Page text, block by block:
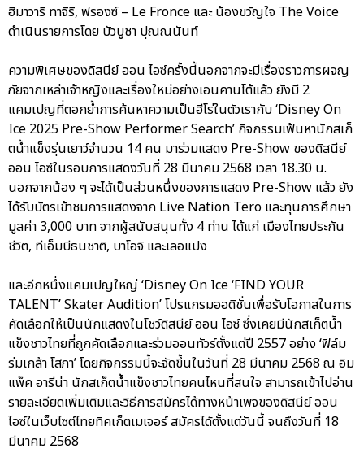
ฮิมาวาริ ทาจิริ, ฟรองซ์ – Le Fronce และ น้องขวัญใจ The Voice
ดำเนินรายการโดย บัวบูชา ปุณณนันท์
ความพิเศษของดิสนีย์ ออน ไอซ์ครั้งนี้นอกจากจะมีเรื่องราวการผจญ
ภัยจากเหล่าเจ้าหญิงและเรื่องใหม่อย่างเอนคานโต้แล้ว ยังมี 2
แคมเปญที่ตอกย้ำการค้นหาความเป็นฮีโร่ในตัวเรากับ ‘Disney On
Ice 2025 Pre-Show Performer Search’ กิจกรรมเฟ้นหานักสเก็
ตน้ำแข็งรุ่นเยาว์จำนวน 14 คน มาร่วมแสดง Pre-Show ของดิสนีย์
ออน ไอซ์ในรอบการแสดงวันที่ 28 มีนาคม 2568 เวลา 18.30 น.
นอกจากน้อง ๆ จะได้เป็นส่วนหนึ่งของการแสดง Pre-Show แล้ว ยัง
ได้รับบัตรเข้าชมการแสดงจาก Live Nation Tero และทุนการศึกษา
มูลค่า 3,000 บาท จากผู้สนับสนุนทั้ง 4 ท่าน ได้แก่ เมืองไทยประกัน
ชีวิต, ทีเอ็มบีธนชาติ, บาโอจิ และเลอแปง
และอีกหนึ่งแคมเปญใหญ่ ‘Disney On Ice ‘FIND YOUR
TALENT’ Skater Audition’ โปรแกรมออดิชั่นเพื่อรับโอกาสในการ
คัดเลือกให้เป็นนักแสดงในโชว์ดิสนีย์ ออน ไอซ์ ซึ่งเคยมีนักสเก็ตน้ำ
แข็งชาวไทยที่ถูกคัดเลือกและร่วมออนทัวร์ตั้งแต่ปี 2557 อย่าง ‘ฟิล์ม
ร่มเกล้า โสภา’ โดยกิจกรรมนี้จะจัดขึ้นในวันที่ 28 มีนาคม 2568 ณ อิม
แพ็ค อารีน่า นักสเก็ตน้ำแข็งชาวไทยคนไหนที่สนใจ สามารถเข้าไปอ่าน
รายละเอียดเพิ่มเติมและวิธีการสมัครได้ทางหน้าเพจของดิสนีย์ ออน
ไอซ์ในเว็บไซต์ไทยทิคเก็ตเมเจอร์ สมัครได้ตั้งแต่วันนี้ จนถึงวันที่ 18
มีนาคม 2568